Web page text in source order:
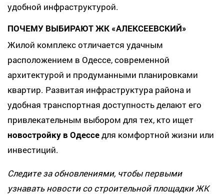
удобной инфраструктурой.
ПОЧЕМУ ВЫБИРАЮТ ЖК «АЛЕКСЕЕВСКИЙ»
Жилой комплекс отличается удачным
расположением в Одессе, современной
архитектурой и продуманными планировками
квартир. Развитая инфраструктура района и
удобная транспортная доступность делают его
привлекательным выбором для тех, кто ищет
новостройку в Одесседля комфортной жизни или
инвестиций.
Следите за обновлениями, чтобы первыми
узнавать новости со строительной площадки ЖК